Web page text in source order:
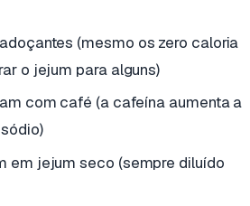
(mesmo os zero caloria
o jejum para alguns)
com café (a cafeína aumenta a
em jejum seco (sempre diluído